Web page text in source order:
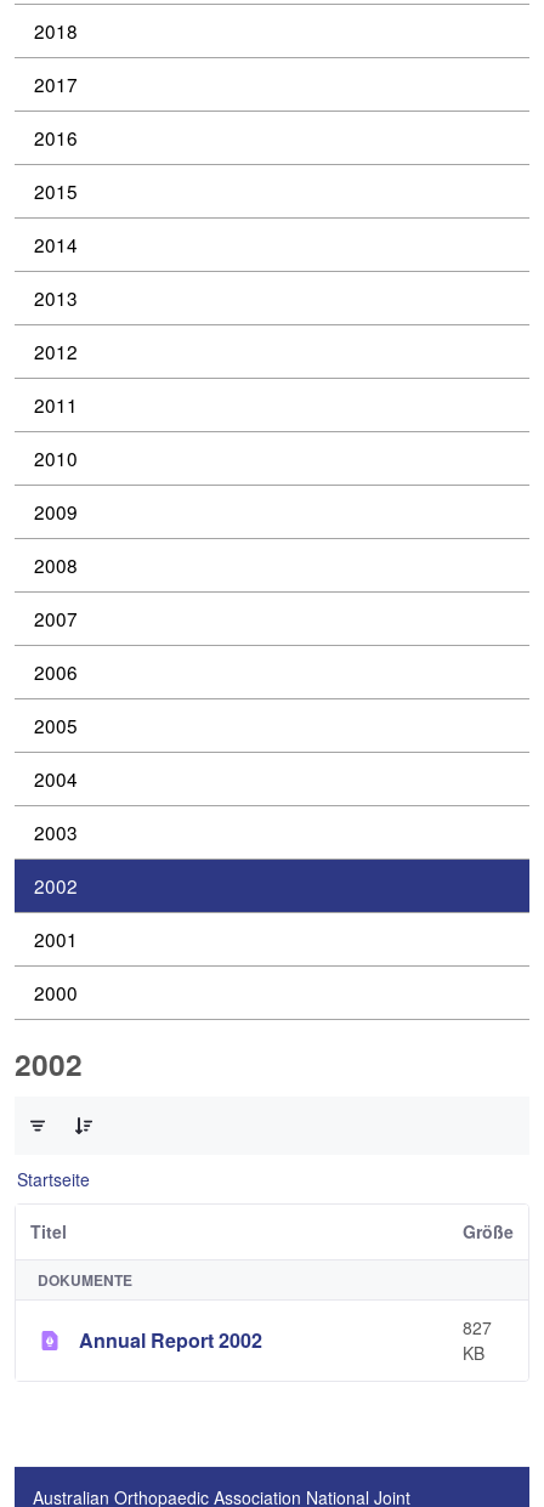
2018
2017
2016
2015
2014
2013
2012
2011
2010
2009
2008
2007
2006
2005
2004
2003
2002
2001
2000
2002
Startseite
Titel Größe
DOKUMENTE
Annual Report 2002
827
KB
Australian Orthopaedic Association National Joint